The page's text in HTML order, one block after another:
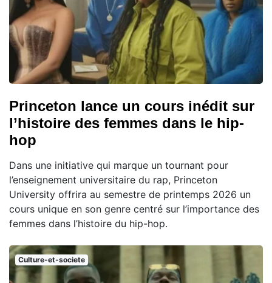
Princeton lance un cours inédit sur
l’histoire des femmes dans le hip-
hop
Dans une initiative qui marque un tournant pour
l’enseignement universitaire du rap, Princeton
University offrira au semestre de printemps 2026 un
cours unique en son genre centré sur l’importance des
femmes dans l’histoire du hip-hop.
Culture-et-societe